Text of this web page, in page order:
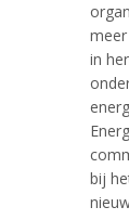
in
bij